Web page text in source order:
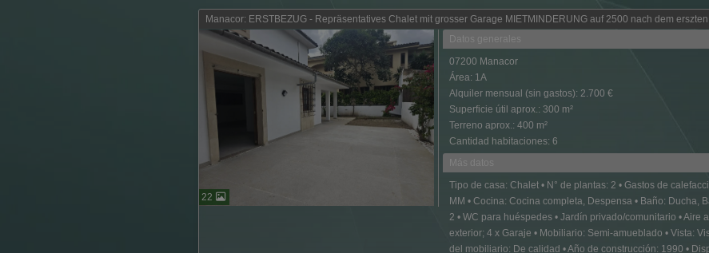
Manacor: ERSTBEZUG - Repräsentatives Chalet mit grosser Garage MIETMINDERUNG auf 2500 nach dem
22
Datos generales
07200 Manacor
Área: 1A
Alquiler mensual (sin gastos): 2.700 €
Superficie útil aprox.: 300 m²
Terreno aprox.: 400 m²
Cantidad habitaciones: 6
Más datos
Tipo de casa: Chalet • N° de plantas: 2 • Gastos de
MM • Cocina: Cocina completa, Despensa • Baño: Ducha,
2 • WC para huéspedes • Jardín privado/comunitario •
exterior; 4 x Garaje • Mobiliario: Semi-amueblado • Vista:
del mobiliario: De calidad • Año de construcción: 1990 •